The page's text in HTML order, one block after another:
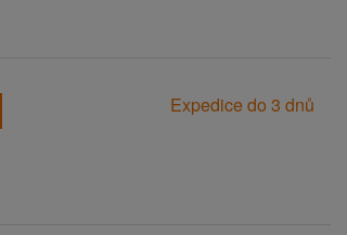
Expedice do 3 dnů